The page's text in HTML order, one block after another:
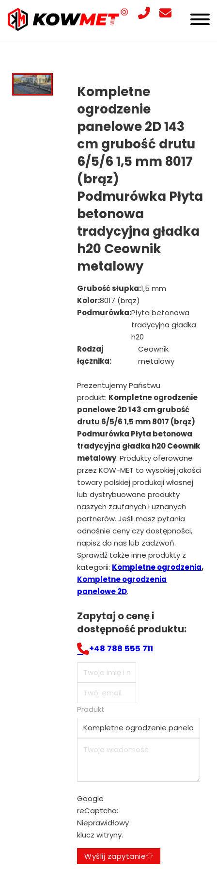
Kompletne
ogrodzenie
panelowe 2D 143
cm grubość drutu
6/5/6 1,5 mm 8017
(brąz)
Podmurówka Płyta
betonowa
tradycyjna gładka
h20 Ceownik
metalowy
Grubość słupka:1,5 mm
Kolor:8017 (brąz)
Podmurówka:Płyta betonowa
tradycyjna gładka
h20
Rodzaj
łącznika:
Ceownik
metalowy
Prezentujemy Państwu
produkt: Kompletne ogrodzenie
panelowe 2D 143 cm grubość
drutu 6/5/6 1,5 mm 8017 (brąz)
Podmurówka Płyta betonowa
tradycyjna gładka h20 Ceownik
metalowy. Produkty oferowane
przez KOW-MET to wysokiej jakości
towary polskiej produkcji własnej
lub dystrybuowane produkty
naszych zaufanych i uznanych
partnerów. Jeśli masz pytania
odnośnie ceny czy dostępności,
napisz do nas lub zadzwoń.
Sprawdź także inne produkty z
kategorii: Kompletne ogrodzenia,
Kompletne ogrodzenia
panelowe 2D.
Zapytaj o cenę i
dostępność produktu:
+48 788 555 711
Produkt
Google
reCaptcha:
Nieprawidłowy
klucz witryny.
Wyślij zapytanie